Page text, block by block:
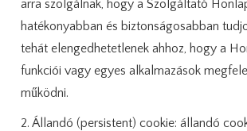
arra szolgálnak, hogy a Szolgáltató
hatékonyabban és biztonságosabban
tehát elengedhetetlenek ahhoz, hogy a
funkciói vagy egyes alkalmazások
működni.
2. Állandó (persistent) cookie: állandó